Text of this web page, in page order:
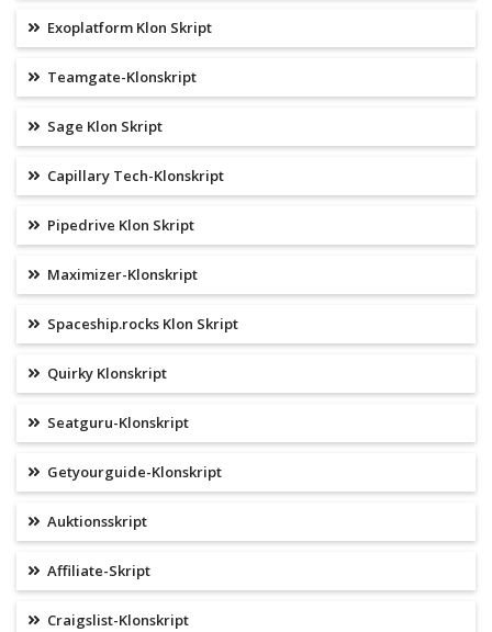
Exoplatform Klon Skript
Teamgate-Klonskript
Sage Klon Skript
Capillary Tech-Klonskript
Pipedrive Klon Skript
Maximizer-Klonskript
Spaceship.rocks Klon Skript
Quirky Klonskript
Seatguru-Klonskript
Getyourguide-Klonskript
Auktionsskript
Affiliate-Skript
Craigslist-Klonskript